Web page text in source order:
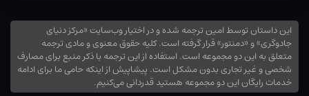
این داستان توسط امین ترجمه شده و در اختیار وب‌سایت «مرکز دنیای
جادوگری» و «دمنتور» قرار گرفته است. کلیه حقوق معنوی و مادی ترجمه
متعلق به این دو مجموعه است. استفاده از این ترجمه با ذکر منبع برای مصارف
شخصی و غیر تجاری بدون مشکل است. پیشاپیش از اینکه حامی ما برای ادامه
خدمات رایگان این دو مجموعه هستید قدردانی می‌کنیم.